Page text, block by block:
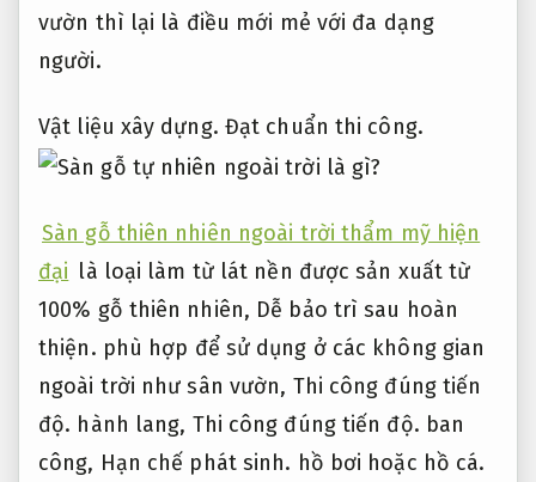
vườn thì lại là điều mới mẻ với đa dạng
người.
Vật liệu xây dựng. Đạt chuẩn thi công.
Sàn gỗ thiên nhiên ngoài trời thẩm mỹ hiện
đại là loại làm từ lát nền được sản xuất từ
100% gỗ thiên nhiên, Dễ bảo trì sau hoàn
thiện. phù hợp để sử dụng ở các không gian
ngoài trời như sân vườn, Thi công đúng tiến
độ. hành lang, Thi công đúng tiến độ. ban
công, Hạn chế phát sinh. hồ bơi hoặc hồ cá.